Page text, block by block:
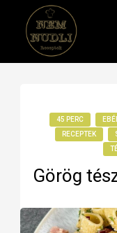
45 PERC
RECEPTEK
Görög